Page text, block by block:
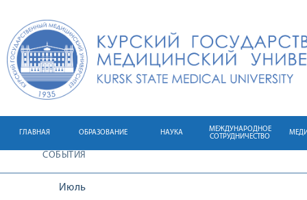
ГЛАВНАЯ ОБРАЗОВАНИЕ НАУКА
МЕЖДУНАРОДНОЕ
СОТРУДНИЧЕСТВО
СОБЫТИЯ
Июль